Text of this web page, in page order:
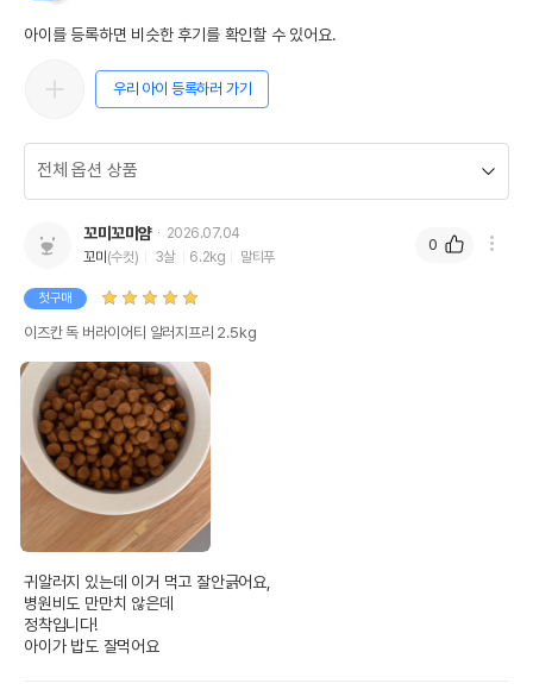
아이를 등록하면 비슷한 후기를 확인할 수 있어요.
우리 아이 등록하러 가기
꼬미꼬미얌
2026.07.04
꼬미(수컷) 3살 6.2kg 말티푸
첫구매
이즈칸 독 버라이어티 알러지프리 2.5kg
귀알러지 있는데 이거 먹고 잘안긁어요,
병원비도 만만치 않은데
정착입니다!
아이가 밥도 잘먹어요
0